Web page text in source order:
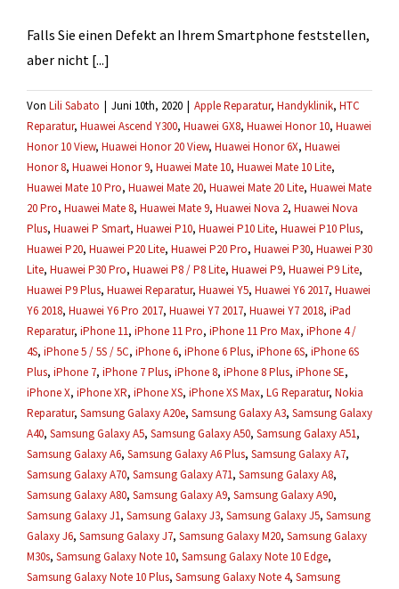
Falls Sie einen Defekt an Ihrem Smartphone feststellen,
aber nicht [...]
Von Lili Sabato | Juni 10th, 2020 | Apple Reparatur, Handyklinik, HTC
Reparatur, Huawei Ascend Y300, Huawei GX8, Huawei Honor 10, Huawei
Honor 10 View, Huawei Honor 20 View, Huawei Honor 6X, Huawei
Honor 8, Huawei Honor 9, Huawei Mate 10, Huawei Mate 10 Lite,
Huawei Mate 10 Pro, Huawei Mate 20, Huawei Mate 20 Lite, Huawei Mate
20 Pro, Huawei Mate 8, Huawei Mate 9, Huawei Nova 2, Huawei Nova
Plus, Huawei P Smart, Huawei P10, Huawei P10 Lite, Huawei P10 Plus,
Huawei P20, Huawei P20 Lite, Huawei P20 Pro, Huawei P30, Huawei P30
Lite, Huawei P30 Pro, Huawei P8 / P8 Lite, Huawei P9, Huawei P9 Lite,
Huawei P9 Plus, Huawei Reparatur, Huawei Y5, Huawei Y6 2017, Huawei
Y6 2018, Huawei Y6 Pro 2017, Huawei Y7 2017, Huawei Y7 2018, iPad
Reparatur, iPhone 11, iPhone 11 Pro, iPhone 11 Pro Max, iPhone 4 /
4S, iPhone 5 / 5S / 5C, iPhone 6, iPhone 6 Plus, iPhone 6S, iPhone 6S
Plus, iPhone 7, iPhone 7 Plus, iPhone 8, iPhone 8 Plus, iPhone SE,
iPhone X, iPhone XR, iPhone XS, iPhone XS Max, LG Reparatur, Nokia
Reparatur, Samsung Galaxy A20e, Samsung Galaxy A3, Samsung Galaxy
A40, Samsung Galaxy A5, Samsung Galaxy A50, Samsung Galaxy A51,
Samsung Galaxy A6, Samsung Galaxy A6 Plus, Samsung Galaxy A7,
Samsung Galaxy A70, Samsung Galaxy A71, Samsung Galaxy A8,
Samsung Galaxy A80, Samsung Galaxy A9, Samsung Galaxy A90,
Samsung Galaxy J1, Samsung Galaxy J3, Samsung Galaxy J5, Samsung
Galaxy J6, Samsung Galaxy J7, Samsung Galaxy M20, Samsung Galaxy
M30s, Samsung Galaxy Note 10, Samsung Galaxy Note 10 Edge,
Samsung Galaxy Note 10 Plus, Samsung Galaxy Note 4, Samsung